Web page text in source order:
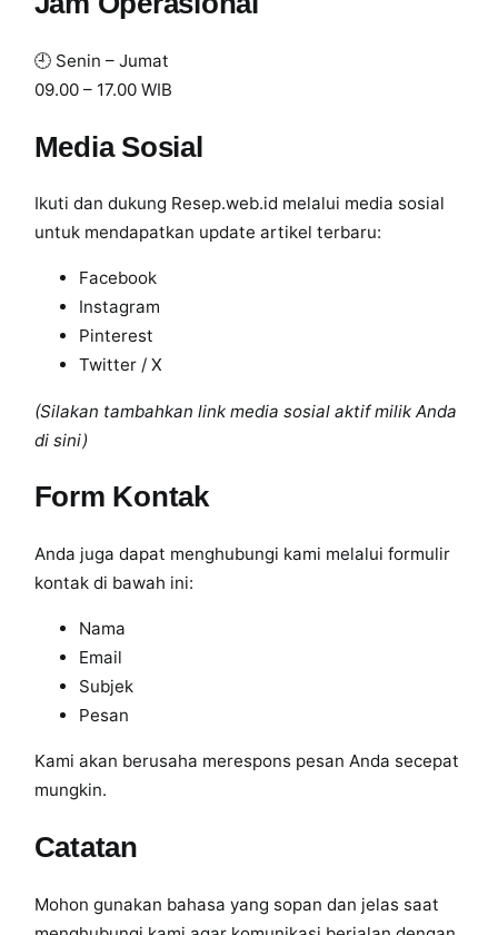
🕘 Senin – Jumat
09.00 – 17.00 WIB
Media Sosial
Ikuti dan dukung Resep.web.id melalui media sosial
untuk mendapatkan update artikel terbaru:
Facebook
Instagram
Pinterest
Twitter / X
(Silakan tambahkan link media sosial aktif milik Anda
di sini)
Form Kontak
Anda juga dapat menghubungi kami melalui formulir
kontak di bawah ini:
Nama
Email
Subjek
Pesan
Kami akan berusaha merespons pesan Anda secepat
mungkin.
Catatan
Mohon gunakan bahasa yang sopan dan jelas saat